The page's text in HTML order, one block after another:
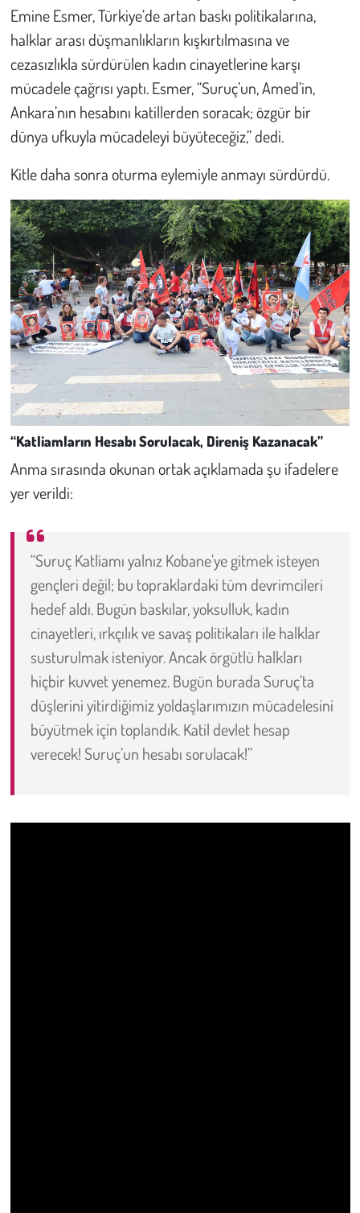
Emine Esmer, Türkiye’de artan baskı politikalarına,
halklar arası düşmanlıkların kışkırtılmasına ve
cezasızlıkla sürdürülen kadın cinayetlerine karşı
mücadele çağrısı yaptı. Esmer, “Suruç’un, Amed’in,
Ankara’nın hesabını katillerden soracak; özgür bir
dünya ufkuyla mücadeleyi büyüteceğiz,” dedi.
Kitle daha sonra oturma eylemiyle anmayı sürdürdü.
“Katliamların Hesabı Sorulacak, Direniş Kazanacak”
Anma sırasında okunan ortak açıklamada şu ifadelere
yer verildi:
“Suruç Katliamı yalnız Kobane’ye gitmek isteyen
gençleri değil; bu topraklardaki tüm devrimcileri
hedef aldı. Bugün baskılar, yoksulluk, kadın
cinayetleri, ırkçılık ve savaş politikaları ile halklar
susturulmak isteniyor. Ancak örgütlü halkları
hiçbir kuvvet yenemez. Bugün burada Suruç’ta
düşlerini yitirdiğimiz yoldaşlarımızın mücadelesini
büyütmek için toplandık. Katil devlet hesap
verecek! Suruç’un hesabı sorulacak!”